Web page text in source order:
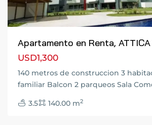
Apartamento en Renta, ATTICA
USD1,300
140 metros de construccion 3
familiar Balcon 2 parqueos Sala
3.5 140.00 m2
14,